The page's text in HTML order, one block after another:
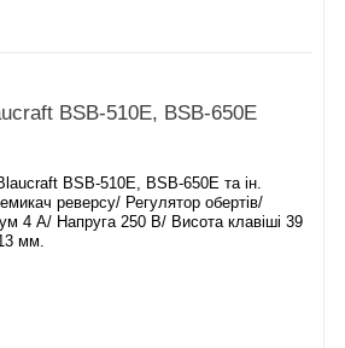
BSB-510E, BSB-650E
BSB-510E, BSB-650E та ін.
реверсу/ Регулятор обертів/
4 А/ Напруга 250 В/ Висота клавіші 39
мм.